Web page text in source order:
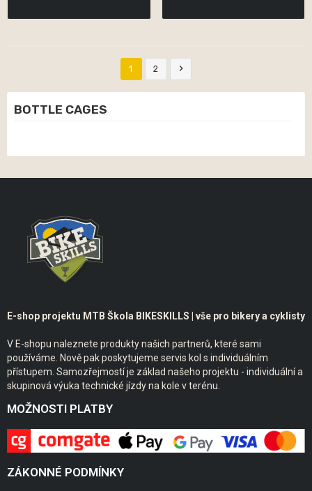
BOTTLE CAGES
1 2 
E-shop projektu MTB Škola BIKESKILLS | vše pro bikery a cyklisty
V E-shopu naleznete produkty našich partnerů, které sami
používáme. Nově pak poskytujeme servis kol s individuálním
přístupem. Samozřejmostí je základ našeho projektu - individuální a
skupinová výuka technické jízdy na kole v terénu.
MOŽNOSTI PLATBY
ZÁKONNÉ PODMÍNKY